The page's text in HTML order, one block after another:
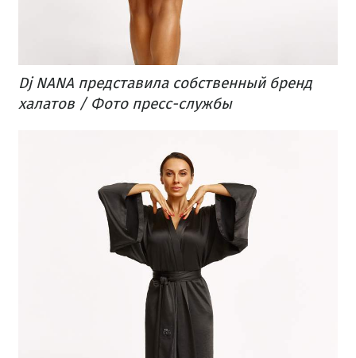
Dj NANA представила собственный бренд
халатов / Фото пресс-службы